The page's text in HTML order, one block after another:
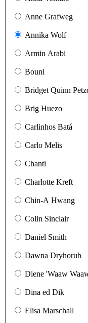
Anne Grafweg
Annika Wolf
Armin Arabi
Bouni
Bridget Quinn
Brig Huezo
Carlinhos Batá
Carlo Melis
Chanti
Charlotte Kreft
Chin-A Hwang
Colin Sinclair
Daniel Smith
Dawna Dryhorub
Diene 'Waaw
Dina ed Dik
Elisa Marschall